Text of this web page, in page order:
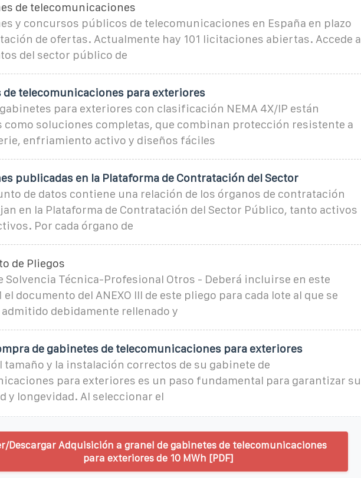
de telecomunicaciones
y concursos públicos de telecomunicaciones en España en plazo
de ofertas. Actualmente hay 101 licitaciones abiertas. Accede a
del sector público de
de telecomunicaciones para exteriores
para exteriores con clasificación NEMA 4X/IP están
como soluciones completas, que combinan protección resistente a
enfriamiento activo y diseños fáciles
publicadas en la Plataforma de Contratación del Sector
de datos contiene una relación de los órganos de contratación
en la Plataforma de Contratación del Sector Público, tanto activos
Por cada órgano de
de Pliegos
Solvencia Técnica-Profesional Otros - Deberá incluirse en este
el documento del ANEXO III de este pliego para cada lote al que se
admitido debidamente rellenado y
de gabinetes de telecomunicaciones para exteriores
tamaño y la instalación correctos de su gabinete de
para exteriores es un paso fundamental para garantizar su
y longevidad. Al seleccionar el
Descargar Adquisición a granel de gabinetes de telecomunicaciones
para exteriores de 10 MWh [PDF]